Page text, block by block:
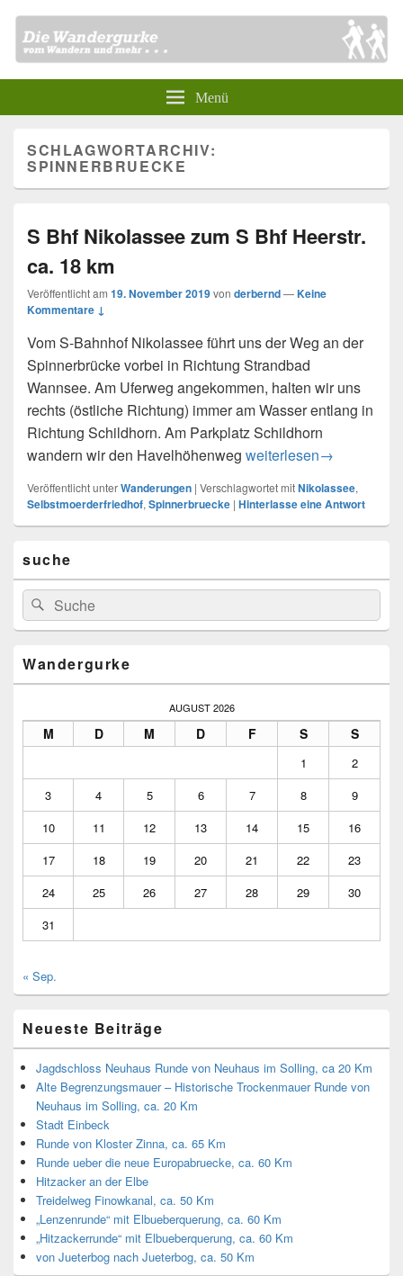
Menü
SCHLAGWORTARCHIV:
SPINNERBRUECKE
S Bhf Nikolassee zum S Bhf Heerstr.
ca. 18 km
Veröffentlicht am 19. November 2019von derbernd—Keine
Kommentare ↓
Vom S-Bahnhof Nikolassee führt uns der Weg an der
Spinnerbrücke vorbei in Richtung Strandbad
Wannsee. Am Uferweg angekommen, halten wir uns
rechts (östliche Richtung) immer am Wasser entlang in
Richtung Schildhorn. Am Parkplatz Schildhorn
wandern wir den Havelhöhenweg S Bhf Nikolassee zum
weiterlesen→
Veröffentlicht unterWanderungen | Verschlagwortet mitNikolassee,
Selbstmoerderfriedhof, Spinnerbruecke | Hinterlasse eine Antwort
Seitenleisten-
Widgetbereich
suche
Suchen
nach:
Suchen
Wandergurke
AUGUST 2026
M D M D F S S
1
2
3
4 5 6 7 8
9
10
11 12 13 14 15
16
17
18 19 20 21 22
23
24
25 26 27 28 29
30
31
« Sep.
Neueste Beiträge
Jagdschloss Neuhaus Runde von Neuhaus im Solling, ca 20 Km
Alte Begrenzungsmauer – Historische Trockenmauer Runde von
Neuhaus im Solling, ca. 20 Km
Stadt Einbeck
Runde von Kloster Zinna, ca. 65 Km
Runde ueber die neue Europabruecke, ca. 60 Km
Hitzacker an der Elbe
Treidelweg Finowkanal, ca. 50 Km
„Lenzenrunde“ mit Elbueberquerung, ca. 60 Km
„Hitzackerrunde“ mit Elbueberquerung, ca. 60 Km
von Jueterbog nach Jueterbog, ca. 50 Km